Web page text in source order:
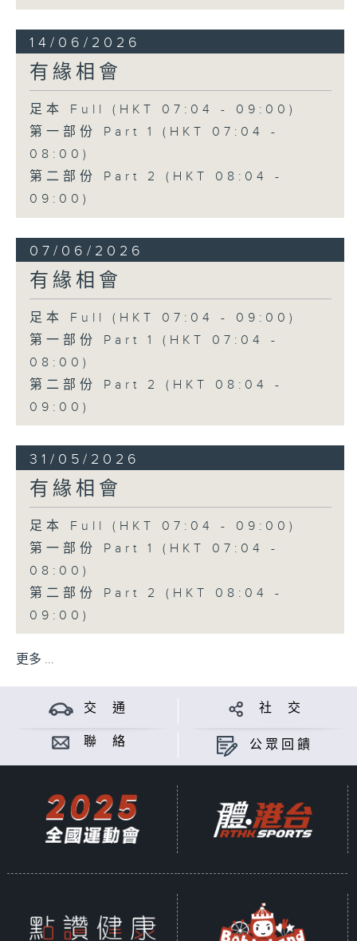
14/06/2026
有緣相會
足本 Full (HKT 07:04 - 09:00)
第一部份 Part 1 (HKT 07:04 -
08:00)
第二部份 Part 2 (HKT 08:04 -
09:00)
07/06/2026
有緣相會
足本 Full (HKT 07:04 - 09:00)
第一部份 Part 1 (HKT 07:04 -
08:00)
第二部份 Part 2 (HKT 08:04 -
09:00)
31/05/2026
有緣相會
足本 Full (HKT 07:04 - 09:00)
第一部份 Part 1 (HKT 07:04 -
08:00)
第二部份 Part 2 (HKT 08:04 -
09:00)
更多 ...
交 通 社 交
聯 絡 公眾回饋